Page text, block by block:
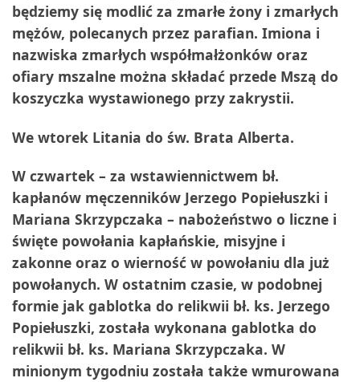
będziemy się modlić za zmarłe żony i zmarłych
mężów, polecanych przez parafian. Imiona i
nazwiska zmarłych współmałżonków oraz
ofiary mszalne można składać przede Mszą do
koszyczka wystawionego przy zakrystii.
We wtorek Litania do św. Brata Alberta.
W czwartek – za wstawiennictwem bł.
kapłanów męczenników Jerzego Popiełuszki i
Mariana Skrzypczaka – nabożeństwo o liczne i
święte powołania kapłańskie, misyjne i
zakonne oraz o wierność w powołaniu dla już
powołanych. W ostatnim czasie, w podobnej
formie jak gablotka do relikwii bł. ks. Jerzego
Popiełuszki, została wykonana gablotka do
relikwii bł. ks. Mariana Skrzypczaka. W
minionym tygodniu została także wmurowana